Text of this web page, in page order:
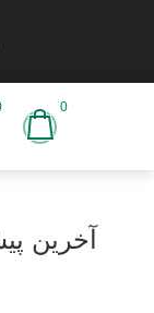
0
آخرین